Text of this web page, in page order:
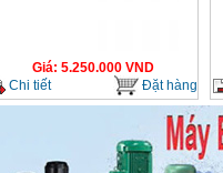
Giá: 5.250.000 VND
Chi tiết
Đặt hàng